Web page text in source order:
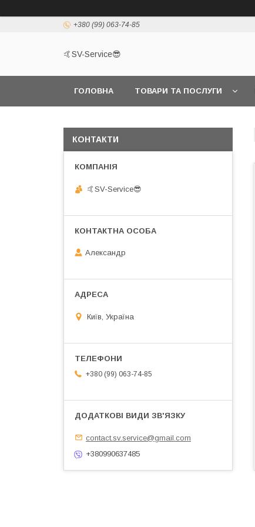
+380 (99) 063-74-85
🤙SV-Service😎
ГОЛОВНА ТОВАРИ ТА ПОСЛУГИ
КОНТАКТИ
🤙SV-Service😎
Александр
Київ, Україна
+380 (99) 063-74-85
contact.sv.service@gmail.com
+380990637485